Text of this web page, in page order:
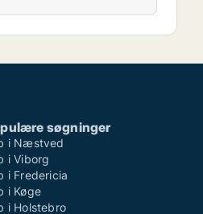
søgninger
i Næstved
i Viborg
i Fredericia
i Køge
i Holstebro